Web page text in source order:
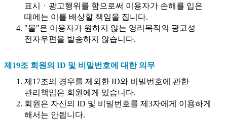
표시ㆍ광고행위를 함으로써 이용자가 손해를 입은
때에는 이를 배상할 책임을 집니다.
"몰"은 이용자가 원하지 않는 영리목적의 광고성
전자우편을 발송하지 않습니다.
제19조 회원의 ID 및 비밀번호에 대한 의무
제17조의 경우를 제외한 ID와 비밀번호에 관한
관리책임은 회원에게 있습니다.
회원은 자신의 ID 및 비밀번호를 제3자에게 이용하게
해서는 안됩니다.